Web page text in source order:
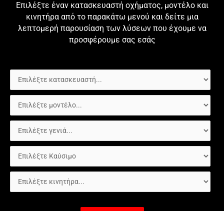
Επιλέξτε έναν κατασκευαστή οχήματος, μοντέλο και
κινητήρα από το παρακάτω μενού και δείτε μια
λεπτομερή παρουσίαση των λύσεων που έχουμε να
προσφέρουμε σας εσάς